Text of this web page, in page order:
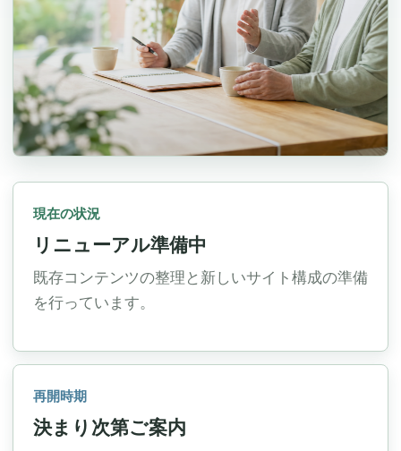
現在の状況
リニューアル準備中
既存コンテンツの整理と新しいサイト構成の準備
を行っています。
再開時期
決まり次第ご案内